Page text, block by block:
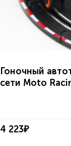
Гоночный
сети Moto
4 223₽